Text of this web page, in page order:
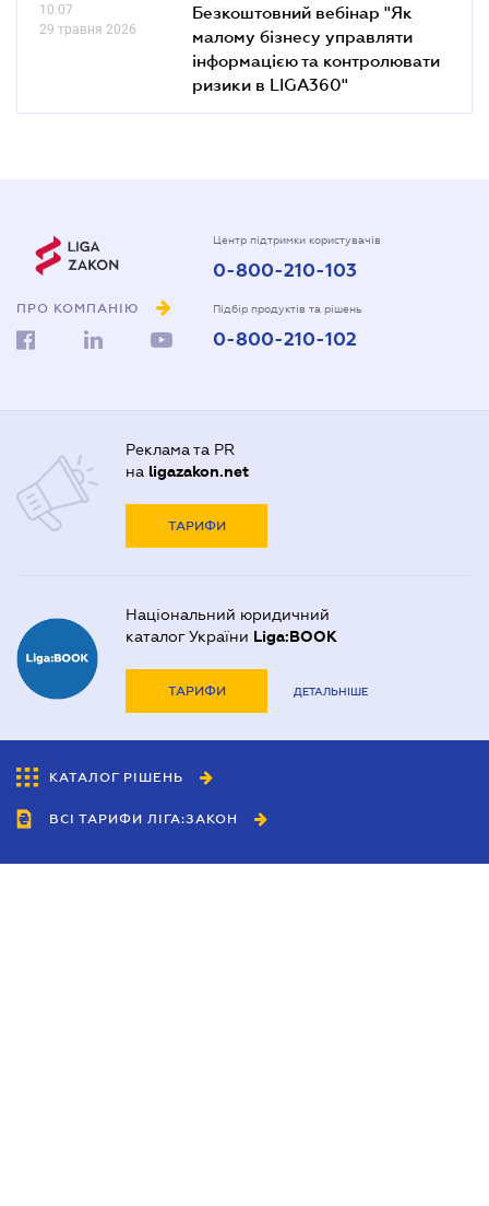
10.07
29 травня 2026
Безкоштовний вебінар "Як
малому бізнесу управляти
інформацією та контролювати
ризики в LIGA360"
ПРО КОМПАНІЮ
Центр підтримки користувачів
0-800-210-103
Підбір продуктів та рішень
0-800-210-102
Реклама та PR
на ligazakon.net
ТАРИФИ
Національний юридичний
каталог України Liga:BOOK
ТАРИФИ ДЕТАЛЬНІШЕ
КАТАЛОГ РІШЕНЬ
ВСІ ТАРИФИ ЛІГА:ЗАКОН